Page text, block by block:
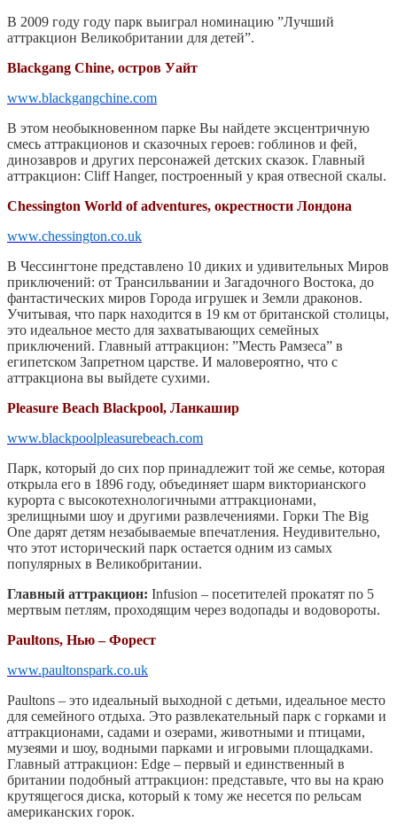
В 2009 году году парк выиграл номинацию ”Лучший
аттракцион Великобритании для детей”.
Blackgang Chine, остров Уайт
www.blackgangchine.com
В этом необыкновенном парке Вы найдете эксцентричную
смесь аттракционов и сказочных героев: гоблинов и фей,
динозавров и других персонажей детских сказок. Главный
аттракцион: Cliff Hanger, построенный у края отвесной скалы.
Chessington World of adventures, окрестности Лондона
www.chessington.co.uk
В Чессингтоне представлено 10 диких и удивительных Миров
приключений: от Трансильвании и Загадочного Востока, до
фантастических миров Города игрушек и Земли драконов.
Учитывая, что парк находится в 19 км от британской столицы,
это идеальное место для захватывающих семейных
приключений. Главный аттракцион: ”Месть Рамзеса” в
египетском Запретном царстве. И маловероятно, что с
аттракциона вы выйдете сухими.
Pleasure Beach Blackpool, Ланкашир
www.blackpoolpleasurebeach.com
Парк, который до сих пор принадлежит той же семье, которая
открыла его в 1896 году, объединяет шарм викторианского
курорта с высокотехнологичными аттракционами,
зрелищными шоу и другими развлечениями. Горки The Big
One дарят детям незабываемые впечатления. Неудивительно,
что этот исторический парк остается одним из самых
популярных в Великобритании.
Главный аттракцион: Infusion – посетителей прокатят по 5
мертвым петлям, проходящим через водопады и водовороты.
Paultons, Нью – Форест
www.paultonspark.co.uk
Paultons – это идеальный выходной с детьми, идеальное место
для семейного отдыха. Это развлекательный парк с горками и
аттракционами, садами и озерами, животными и птицами,
музеями и шоу, водными парками и игровыми площадками.
Главный аттракцион: Edge – первый и единственный в
британии подобный аттракцион: представьте, что вы на краю
крутящегося диска, который к тому же несется по рельсам
американских горок.